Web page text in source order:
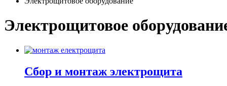
Электрощитовое
Сбор и монтаж электрощита